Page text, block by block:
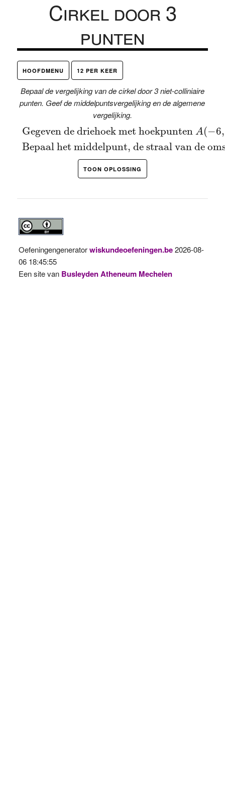
Cirkel door 3
punten
HOOFDMENU 12 PER KEER
Bepaal de vergelijking van de cirkel door 3 niet-colliniaire
punten. Geef de middelpuntsvergelijking en de algemene
vergelijking.
Gegeven de driehoek met hoekpunten A(−6,
Bepaal het middelpunt, de straal van de
Gegeven de driehoek met hoekpunten A(
TOON OPLOSSING
Oefeningengeneratorwiskundeoefeningen.be2026-08-
06 18:45:55
Een site van Busleyden Atheneum Mechelen